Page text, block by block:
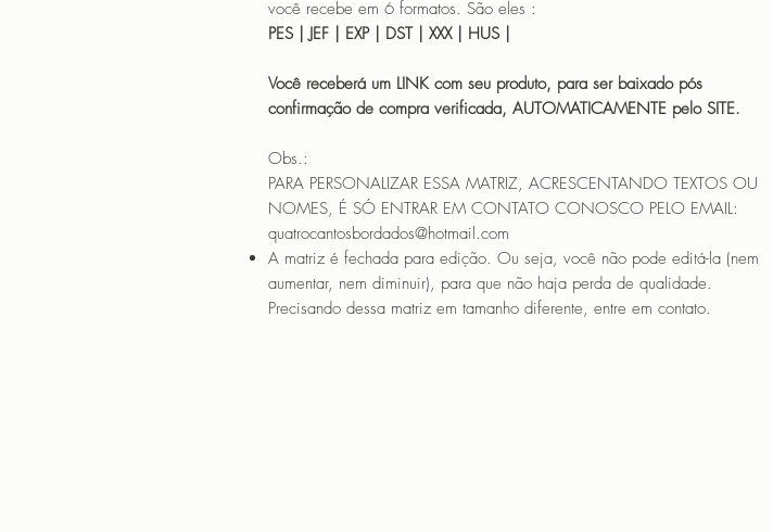
você recebe em 6 formatos. São eles :
PES | JEF | EXP | DST | XXX | HUS |
Você receberá um LINK com seu produto, para ser baixado pós
confirmação de compra verificada, AUTOMATICAMENTE pelo SITE.
Obs.:
PARA PERSONALIZAR ESSA MATRIZ, ACRESCENTANDO TEXTOS OU
NOMES, É SÓ ENTRAR EM CONTATO CONOSCO PELO EMAIL:
quatrocantosbordados@hotmail.com
A matriz é fechada para edição. Ou seja, você não pode editá-la (nem
aumentar, nem diminuir), para que não haja perda de qualidade.
Precisando dessa matriz em tamanho diferente, entre em contato.